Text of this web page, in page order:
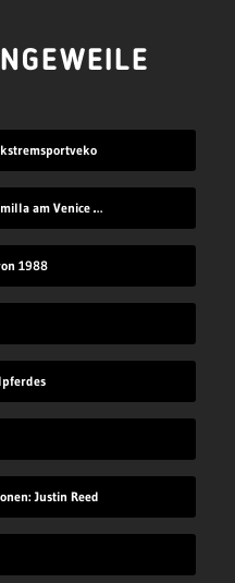
Mit BMX-Legende Mike Escamilla am Venice Beach
1988
Justin Reed